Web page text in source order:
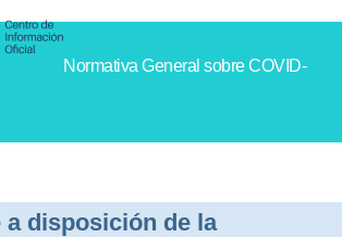
Normativa General sobre COVID-
a disposición de la